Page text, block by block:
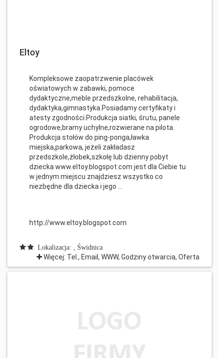
Eltoy
Kompleksowe zaopatrzwenie placówek
oświatowych w zabawki, pomoce
dydaktyczne,meble przedszkolne, rehabilitacja,
dydaktyka,gimnastyka.Posiadamy certyfikaty i
atesty zgodności.Produkcja siatki, śrutu, panele
ogrodowe,bramy uchylne,rozwierane na pilota.
Produkcja stołów do ping-ponga,ławka
miejska,parkowa, jeżeli zakładasz
przedszkole,żłobek,szkołę lub dzienny pobyt
dziecka www.eltoy.blogspot.com jest dla Ciebie tu
w jednym miejscu znajdziesz wszystko co
niezbędne dla dziecka i jego ...
http://www.eltoy.blogspot.com
Lokalizacja: , Świdnica
Więcej: Tel., Email, WWW, Godziny otwarcia, Oferta